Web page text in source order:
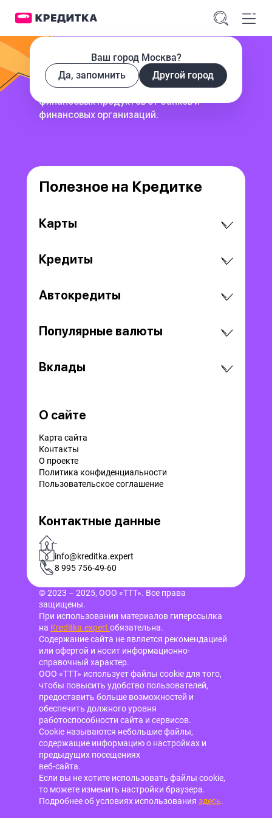
Ваш город Москва?
Да, запомнить
Другой город
сервис для поиска и сравнения
финансовых продуктовот банков и
финансовых организаций.
Полезное на Кредитке
Карты
Кредиты
Автокредиты
Популярные валюты
Вклады
О сайте
Карта сайта
Контакты
О проекте
Политика конфиденциальности
Пользовательское соглашение
Контактные данные
-
info@kreditka.expert
8 995 756-49-60
© 2023 – 2025, ООО «ТТТ». Все права
защищены.
При использовании материалов гиперссылка
на Kreditka.expert обязательна.
Содержание сайта не является рекомендацией
или офертой и носит информационно-
справочный характер.
ООО «ТТТ» использует файлы cookie для того,
чтобы повысить удобство пользователей,
предоставить больше возможностей и
обеспечить должного уровня
работоспособности сайта и сервисов.
Cookie называются небольшие файлы,
содержащие информацию о настройках и
предыдущих посещениях
веб-сайта.
Если вы не хотите использовать файлы cookie,
то можете изменить настройки браузера.
Подробнее об условиях использования здесь.